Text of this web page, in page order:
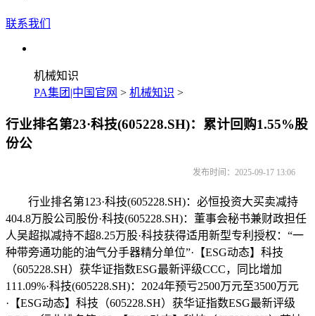
联系我们
机械知识
PA集团|中国官网 > 机械知识 >
行业排名第23·科技(605228.SH)：累计回购1.55%股
份公
发布时间：2025-09-17 13:06
行业排名第123·科技(605228.SH)：必恒投资大买卖减持
404.8万股公司股份·科技(605228.SH)：董事会秘书兼财政担任
人吴超拟减持不超8.25万股·科技获得适用新型专利授权：“一
种带旁通功能的油气分手器精分单位”·【ESG动态】科技
（605228.SH）获华证指数ESG最新评级CCC，同比增加
111.09%·科技(605228.SH)：2024年预亏2500万元至3500万元
·【ESG动态】科技（605228.SH）获华证指数ESG最新评级